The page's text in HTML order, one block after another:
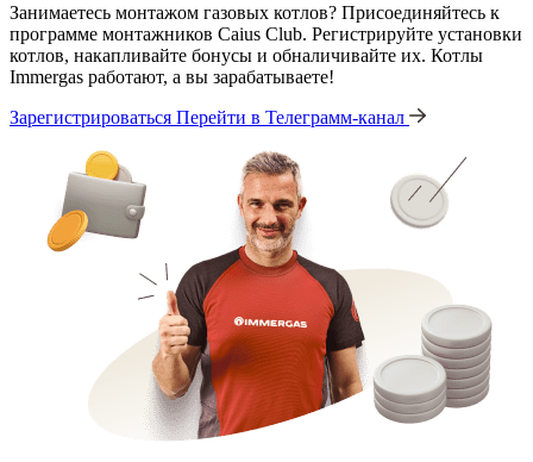
Занимаетесь монтажом газовых котлов? Присоединяйтесь к
программе монтажников Caius Club. Регистрируйте установки
котлов, накапливайте бонусы и обналичивайте их. Котлы
Immergas работают, а вы зарабатываете!
Зарегистрироваться Перейти в Телеграмм-канал